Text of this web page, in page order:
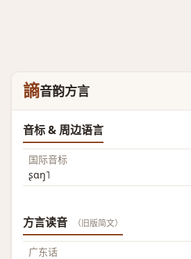
謪音韵方言
音标 & 周边语言
国际音标
ʂɑŋ˥
方言读音 （旧版简文）
广东话